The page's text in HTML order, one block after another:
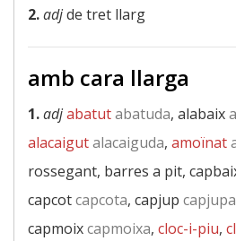
2.adjde tret llarg
amb cara llarga
1.adjabatutabatuda, alabaix
alacaigutalacaiguda, amoïnat
rossegant, barres a pit,
capcotcapcota, capjup capjupa
capmoixcapmoixa, cloc-i-piu,